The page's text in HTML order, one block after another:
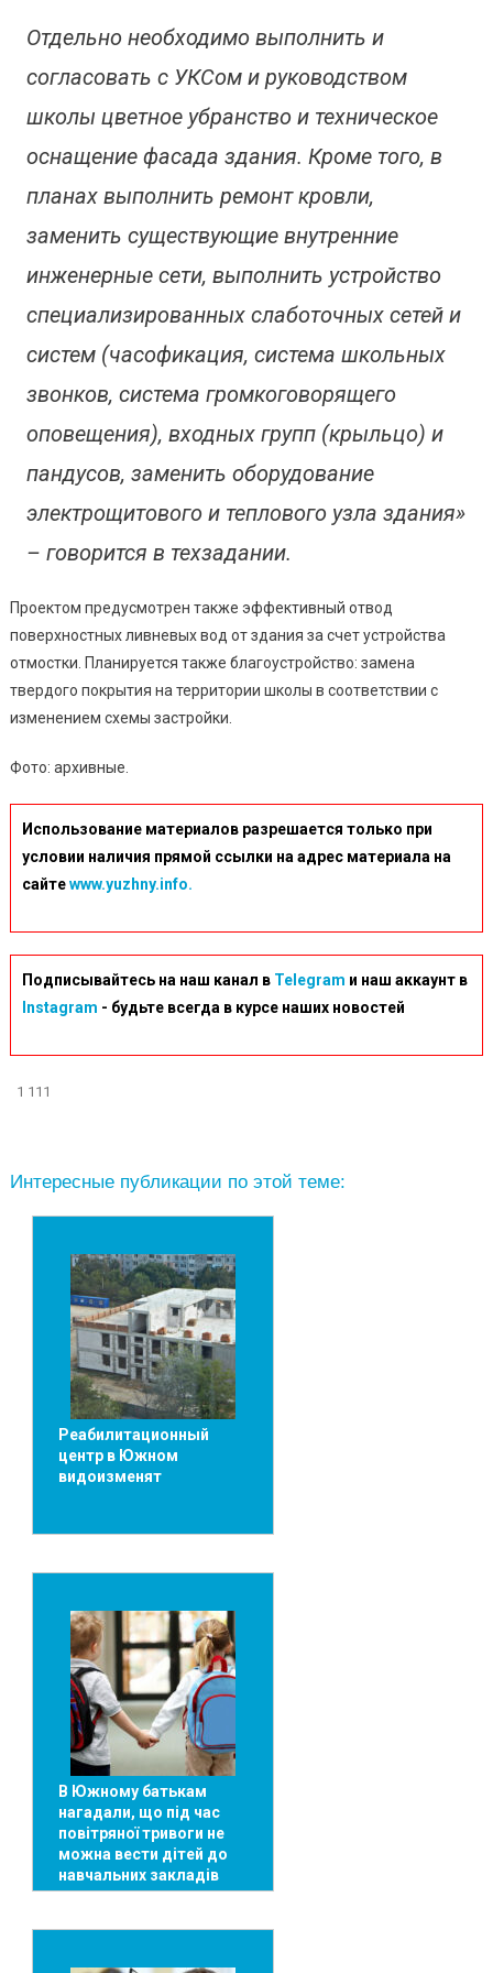
Отдельно необходимо выполнить и
согласовать с УКСом и руководством
школы цветное убранство и техническое
оснащение фасада здания. Кроме того, в
планах выполнить ремонт кровли,
заменить существующие внутренние
инженерные сети, выполнить устройство
специализированных слаботочных сетей и
систем (часофикация, система школьных
звонков, система громкоговорящего
оповещения), входных групп (крыльцо) и
пандусов, заменить оборудование
электрощитового и теплового узла здания»
– говорится в техзадании.
Проектом предусмотрен также эффективный отвод
поверхностных ливневых вод от здания за счет устройства
отмостки. Планируется также благоустройство: замена
твердого покрытия на территории школы в соответствии с
изменением схемы застройки.
Фото: архивные.
Использование материалов разрешается только при
условии наличия прямой ссылки на адрес материала на
сайтеwww.yuzhny.info.
Подписывайтесь на наш канал в Telegram и наш аккаунт в
Instagram - будьте всегда в курсе наших новостей
1 111
Интересные публикации по этой теме:
Реабилитационный
центр в Южном
видоизменят
В Южному батькам
нагадали, що під час
повітряної тривоги не
можна вести дітей до
навчальних закладів